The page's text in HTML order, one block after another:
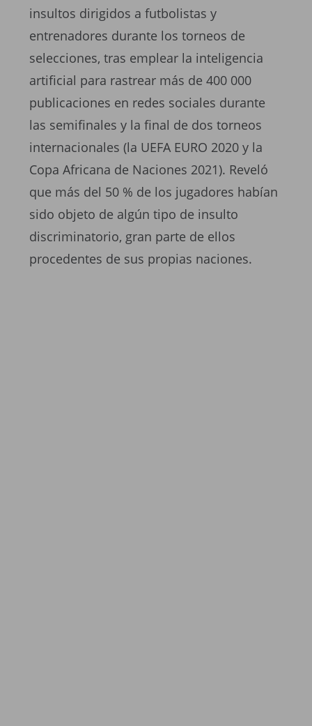
insultos dirigidos a futbolistas y
entrenadores durante los torneos de
selecciones, tras emplear la inteligencia
artificial para rastrear más de 400 000
publicaciones en redes sociales durante
las semifinales y la final de dos torneos
internacionales (la UEFA EURO 2020 y la
Copa Africana de Naciones 2021). Reveló
que más del 50 % de los jugadores habían
sido objeto de algún tipo de insulto
discriminatorio, gran parte de ellos
procedentes de sus propias naciones.